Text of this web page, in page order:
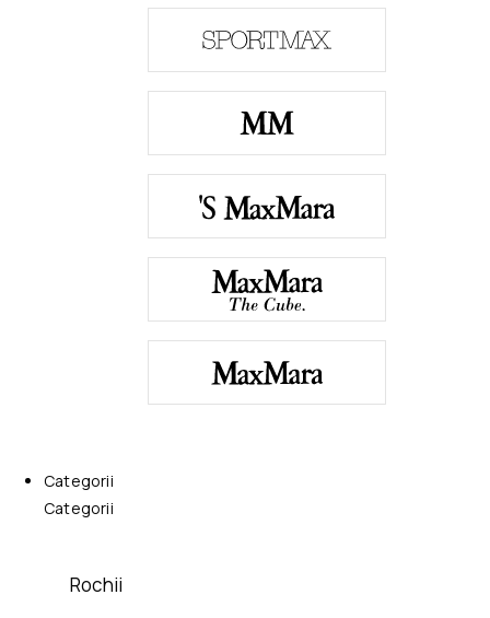
Categorii
Categorii
Rochii